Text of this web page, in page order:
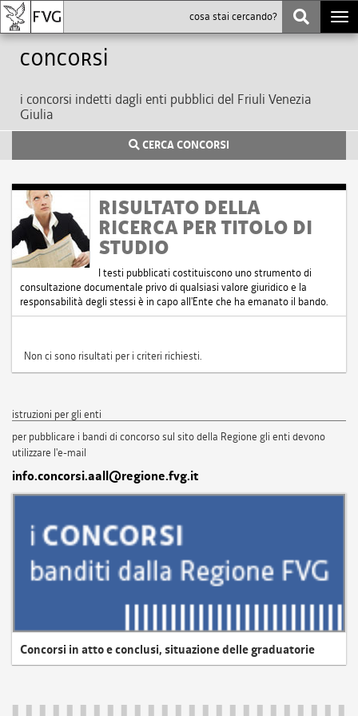
Concorsi
i concorsi indetti dagli enti pubblici del Friuli Venezia
Giulia
CERCA CONCORSI
RISULTATO DELLA
RICERCA PER TITOLO DI
STUDIO
I testi pubblicati costituiscono uno strumento di
consultazione documentale privo di qualsiasi valore giuridico e la
responsabilità degli stessi è in capo all'Ente che ha emanato il bando.
Non ci sono risultati per i criteri richiesti.
istruzioni per gli enti
per pubblicare i bandi di concorso sul sito della Regione gli enti devono
utilizzare l'e-mail
info.concorsi.aall@regione.fvg.it
Concorsi in atto e conclusi, situazione delle graduatorie